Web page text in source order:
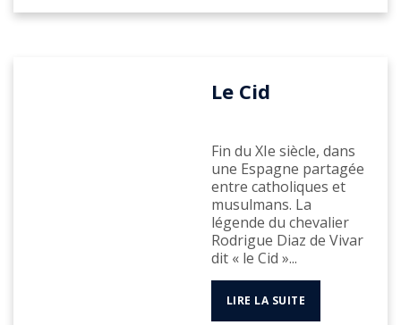
Le Cid
Fin du XIe siècle, dans
une Espagne partagée
entre catholiques et
musulmans. La
légende du chevalier
Rodrigue Diaz de Vivar
dit « le Cid »...
LIRE LA SUITE